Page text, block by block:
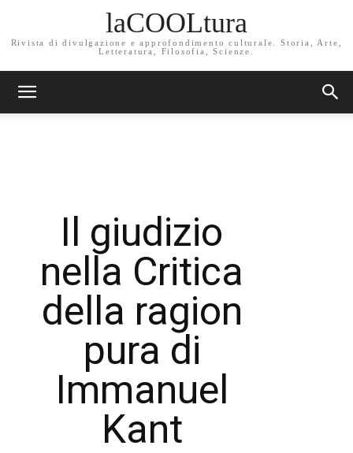
laCOOLtura
Rivista di divulgazione e approfondimento culturale. Storia, Arte,
Letteratura, Filosofia, Scienze.
Il giudizio
nella Critica
della ragion
pura di
Immanuel
Kant